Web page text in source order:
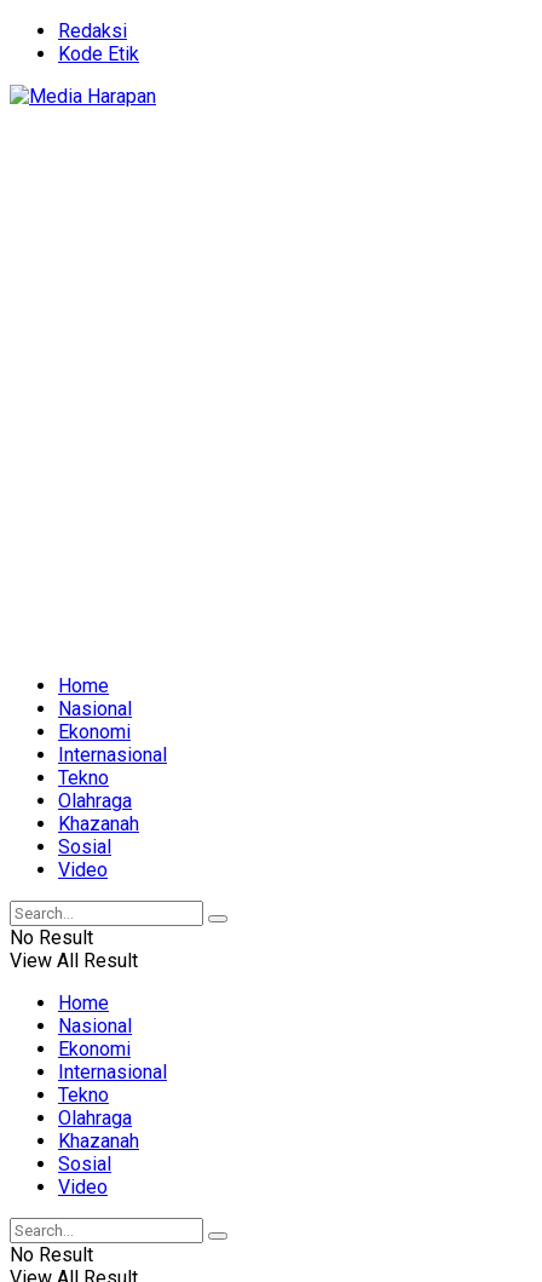
Redaksi
Kode Etik
Home
Nasional
Ekonomi
Internasional
Tekno
Olahraga
Khazanah
Sosial
Video
No Result
View All Result
Home
Nasional
Ekonomi
Internasional
Tekno
Olahraga
Khazanah
Sosial
Video
No Result